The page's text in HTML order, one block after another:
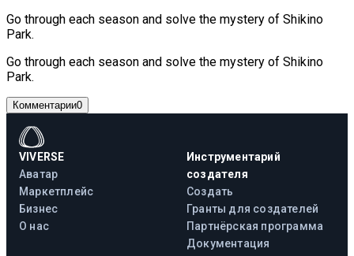
Go through each season and solve the mystery of Shikino
Park.
Go through each season and solve the mystery of Shikino
Park.
Комментарии0
VIVERSE
Аватар
Маркетплейс
Бизнес
О нас
Инструментарий
создателя
Создать
Гранты для создателей
Партнёрская программа
Документация